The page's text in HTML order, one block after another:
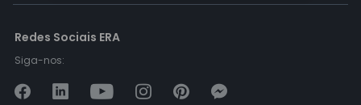
Redes Sociais ERA
Siga-nos: